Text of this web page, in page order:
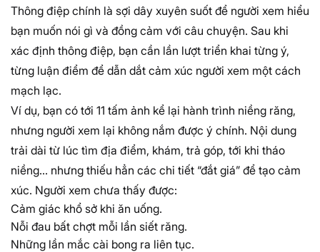
Thông điệp chính là sợi dây xuyên suốt để người xem hiểu
bạn muốn nói gì và đồng cảm với câu chuyện. Sau khi
xác định thông điệp, bạn cần lần lượt triển khai từng ý,
từng luận điểm để dẫn dắt cảm xúc người xem một cách
mạch lạc.
Ví dụ, bạn có tới 11 tấm ảnh kể lại hành trình niềng răng,
nhưng người xem lại không nắm được ý chính. Nội dung
trải dài từ lúc tìm địa điểm, khám, trả góp, tới khi tháo
niềng… nhưng thiếu hẳn các chi tiết “đắt giá” để tạo cảm
xúc. Người xem chưa thấy được:
Cảm giác khổ sở khi ăn uống.
Nỗi đau bất chợt mỗi lần siết răng.
Những lần mắc cài bong ra liên tục.